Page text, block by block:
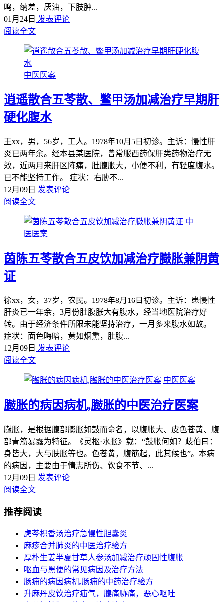
鸣，纳差，厌油，下肢肿...
01月24日 发表评论
阅读全文
中医医案
逍遥散合五苓散、鳖甲汤加减治疗早期肝
硬化腹水
王xx，男，56岁，工人。1978年10月5日初诊。主诉：慢性肝
炎已两年余。经本县某医院，曾常服西药保肝类药物治疗无
效，近两月来肝区阵痛，肚腹胀大，小便不利，有轻度腹水。
已不能坚持工作。 症状：右胁不...
12月09日 发表评论
阅读全文
中
医医案
茵陈五苓散合五皮饮加减治疗臌胀兼阴黄
证
徐xx，女，37岁，农民。1978年8月16日初诊。主诉：患慢性
肝炎已一年余，3月份肚腹胀大有腹水，经当地医院治疗好
转。由于经济条件所限未能坚持治疗，一月多来腹水如故。
症状：面色晦暗，黄如烟熏，肚腹...
12月09日 发表评论
阅读全文
中医医案
臌胀的病因病机,臌胀的中医治疗医案
臌胀，是根据腹部膨胀如鼓而命名，以腹胀大、皮色苍黄、腹
部青筋暴露为特征。《灵枢·水胀》载：“鼓胀何如？歧伯曰：
身皆大，大与肤胀等也。色苍黄，腹筋起，此其候也”。本病
的病因，主要由于情志所伤、饮食不节、...
12月09日 发表评论
阅读全文
推荐阅读
虎芩枳香汤治疗急慢性胆囊炎
麻疹合并肺炎的中医治疗验方
厚朴生姜半夏甘草人参汤加减治疗顽固性腹胀
呕血与黑便的常见病因及治疗方法
肠痈的病因病机,肠痈的中药治疗验方
升麻丹皮饮治疗疝气，腹痛胁痛，恶心呕吐